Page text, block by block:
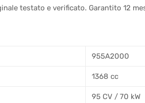
testato e verificato. Garantito 12
955A2000
1368 cc
95 CV / 70 kW